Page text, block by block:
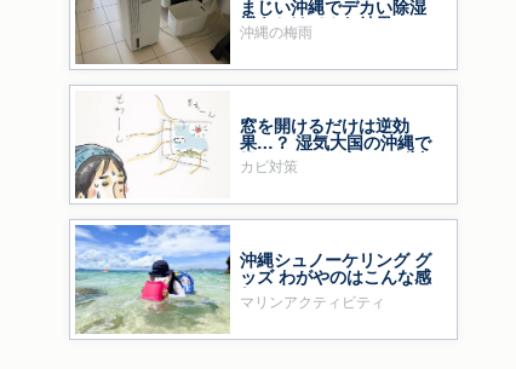
まじい沖縄でデカい除湿
機をかけてみた結果……
沖縄の梅雨
窓を開けるだけは逆効
果…？ 湿気大国の沖縄で
鍛えた、わが家のカビ対
策
カビ対策
沖縄シュノーケリング グ
ッズ わがやのはこんな感
じ
マリンアクティビティ